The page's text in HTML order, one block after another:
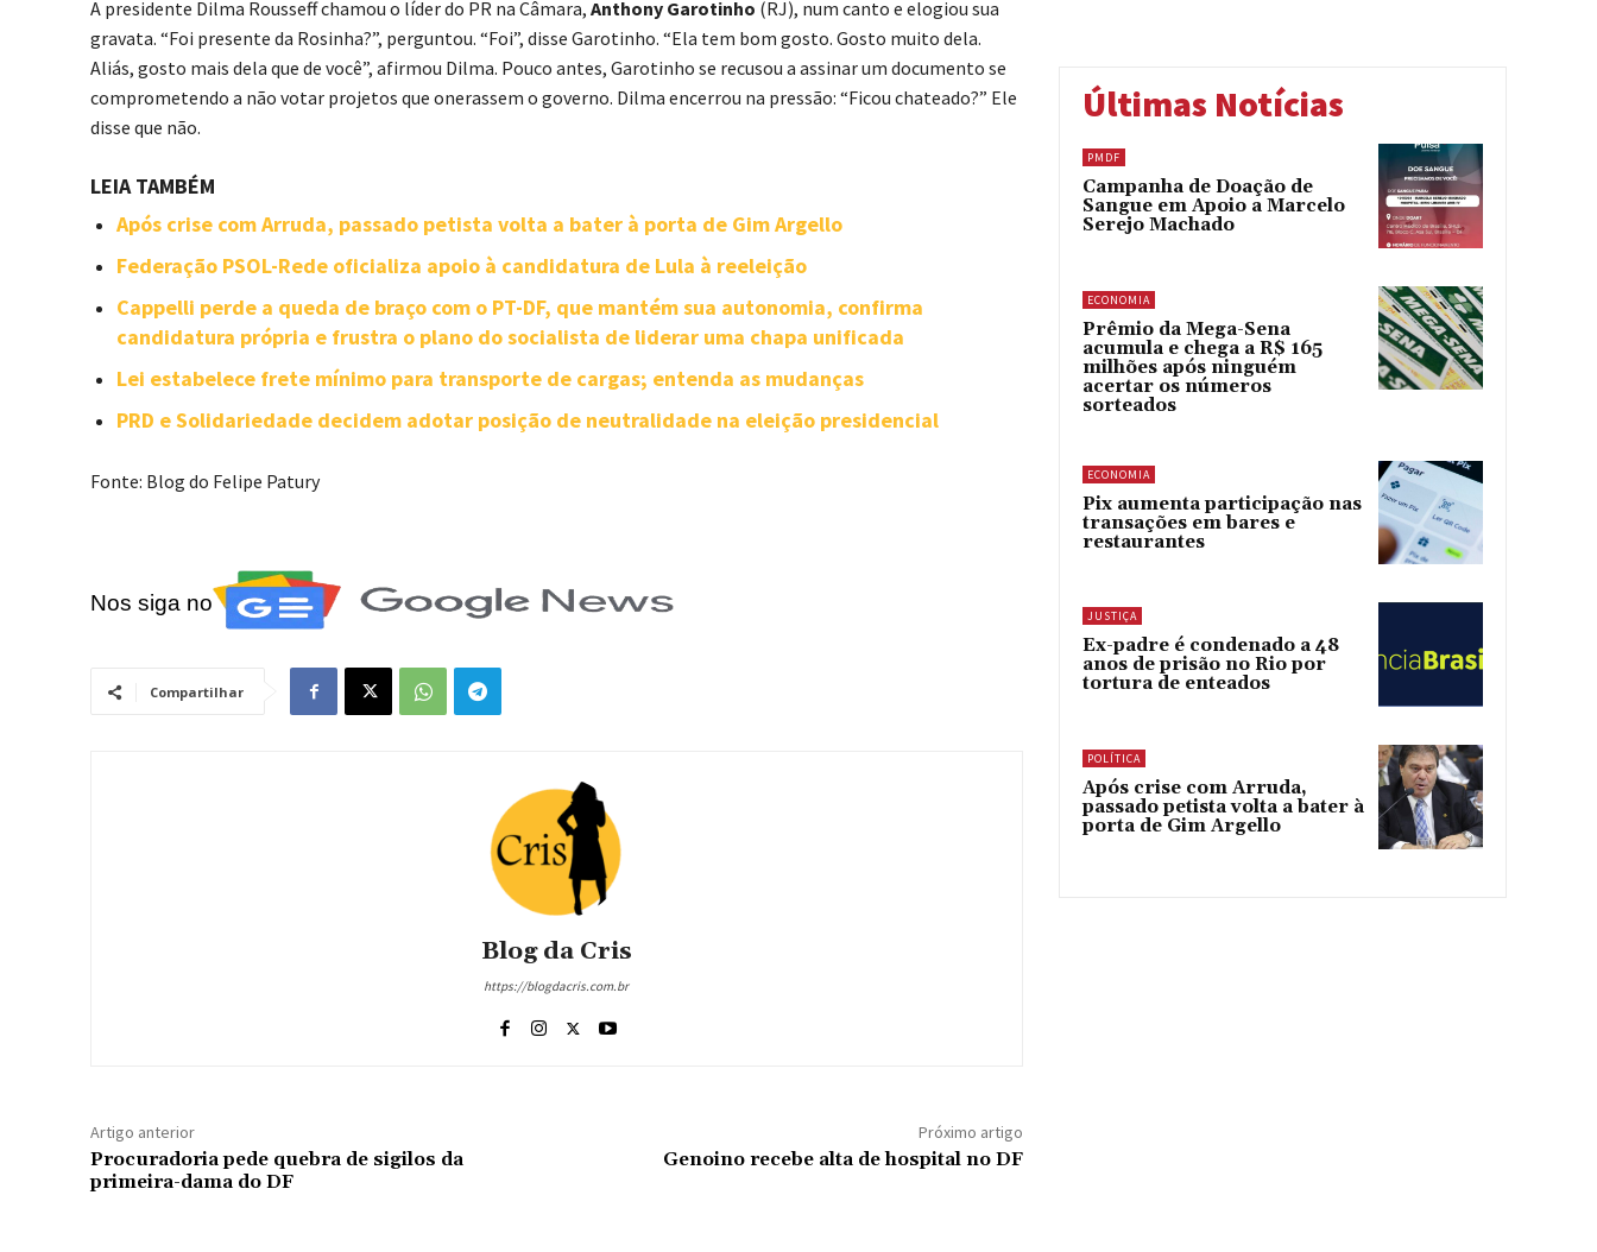
A presidente Dilma Rousseff chamou o líder do PR na Câmara, Anthony Garotinho (RJ), num canto e elogiou sua
gravata. “Foi presente da Rosinha?”, perguntou. “Foi”, disse Garotinho. “Ela tem bom gosto. Gosto muito dela.
Aliás, gosto mais dela que de você”, afirmou Dilma. Pouco antes, Garotinho se recusou a assinar um documento se
comprometendo a não votar projetos que onerassem o governo. Dilma encerrou na pressão: “Ficou chateado?” Ele
disse que não.
LEIA TAMBÉM
Após crise com Arruda, passado petista volta a bater à porta de Gim Argello
Federação PSOL-Rede oficializa apoio à candidatura de Lula à reeleição
Cappelli perde a queda de braço com o PT-DF, que mantém sua autonomia, confirma
candidatura própria e frustra o plano do socialista de liderar uma chapa unificada
Lei estabelece frete mínimo para transporte de cargas; entenda as mudanças
PRD e Solidariedade decidem adotar posição de neutralidade na eleição presidencial
Fonte: Blog do Felipe Patury
Nos siga no
Compartilhar
Blog da Cris
https://blogdacris.com.br
Artigo anterior
Procuradoria pede quebra de sigilos da
primeira-dama do DF
Próximo artigo
Genoino recebe alta de hospital no DF
Últimas Notícias
PMDF
Campanha de Doação de
Sangue em Apoio a Marcelo
Serejo Machado
ECONOMIA
Prêmio da Mega-Sena
acumula e chega a R$ 165
milhões após ninguém
acertar os números
sorteados
ECONOMIA
Pix aumenta participação nas
transações em bares e
restaurantes
JUSTIÇA
Ex-padre é condenado a 48
anos de prisão no Rio por
tortura de enteados
POLÍTICA
Após crise com Arruda,
passado petista volta a bater à
porta de Gim Argello